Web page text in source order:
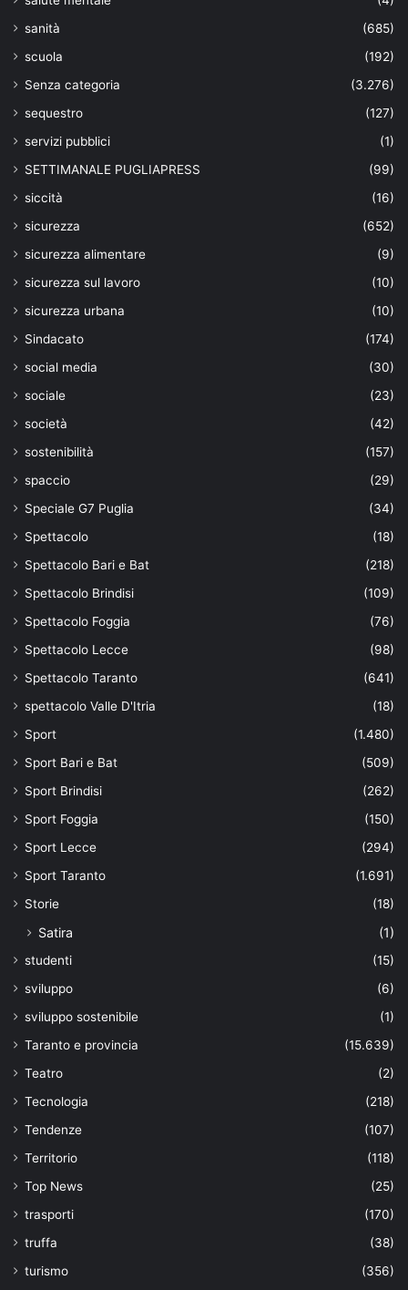
sanità
(685)
scuola
(192)
Senza categoria
(3.276)
sequestro
(127)
servizi pubblici
(1)
SETTIMANALE PUGLIAPRESS
(99)
siccità
(16)
sicurezza
(652)
sicurezza alimentare
(9)
sicurezza sul lavoro
(10)
sicurezza urbana
(10)
Sindacato
(174)
social media
(30)
sociale
(23)
società
(42)
sostenibilità
(157)
spaccio
(29)
Speciale G7 Puglia
(34)
Spettacolo
(18)
Spettacolo Bari e Bat
(218)
Spettacolo Brindisi
(109)
Spettacolo Foggia
(76)
Spettacolo Lecce
(98)
Spettacolo Taranto
(641)
spettacolo Valle D'Itria
(18)
Sport
(1.480)
Sport Bari e Bat
(509)
Sport Brindisi
(262)
Sport Foggia
(150)
Sport Lecce
(294)
Sport Taranto
(1.691)
Storie
(18)
Satira (1)
studenti
(15)
sviluppo
(6)
sviluppo sostenibile
(1)
Taranto e provincia
(15.639)
Teatro
(2)
Tecnologia
(218)
Tendenze
(107)
Territorio
(118)
Top News
(25)
trasporti
(170)
truffa
(38)
turismo
(356)